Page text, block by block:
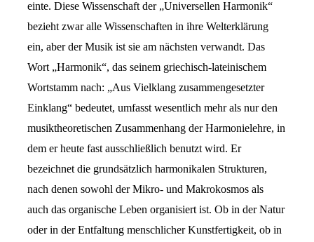
einte. Diese Wissenschaft der „Universellen Harmonik“
bezieht zwar alle Wissenschaften in ihre Welterklärung
ein, aber der Musik ist sie am nächsten verwandt. Das
Wort „Harmonik“, das seinem griechisch-lateinischem
Wortstamm nach: „Aus Vielklang zusammengesetzter
Einklang“ bedeutet, umfasst wesentlich mehr als nur den
musiktheoretischen Zusammenhang der Harmonielehre, in
dem er heute fast ausschließlich benutzt wird. Er
bezeichnet die grundsätzlich harmonikalen Strukturen,
nach denen sowohl der Mikro- und Makrokosmos als
auch das organische Leben organisiert ist. Ob in der Natur
oder in der Entfaltung menschlicher Kunstfertigkeit, ob in